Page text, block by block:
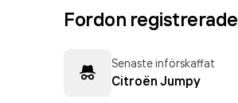
Fordon registrerade
Senaste införskaffat
Citroën Jumpy